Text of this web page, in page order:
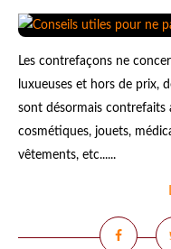
Les contrefaçons ne
luxueuses et hors de prix,
sont désormais contrefaits
cosmétiques, jouets,
vêtements, etc......